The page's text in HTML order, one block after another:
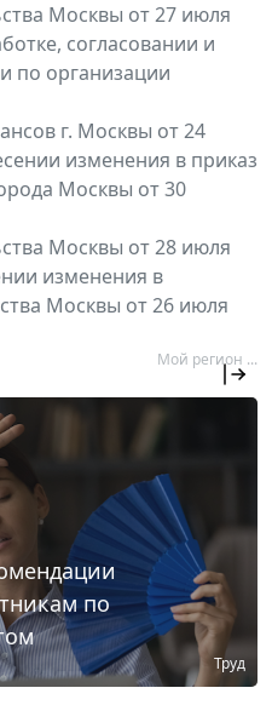
Москвы от 27 июля
согласовании и
по организации
г. Москвы от 24
изменения в приказ
Москвы от 30
Москвы от 28 июля
изменения в
Москвы от 26 июля
Мой регион ...
по
Труд